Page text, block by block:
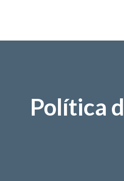
Política